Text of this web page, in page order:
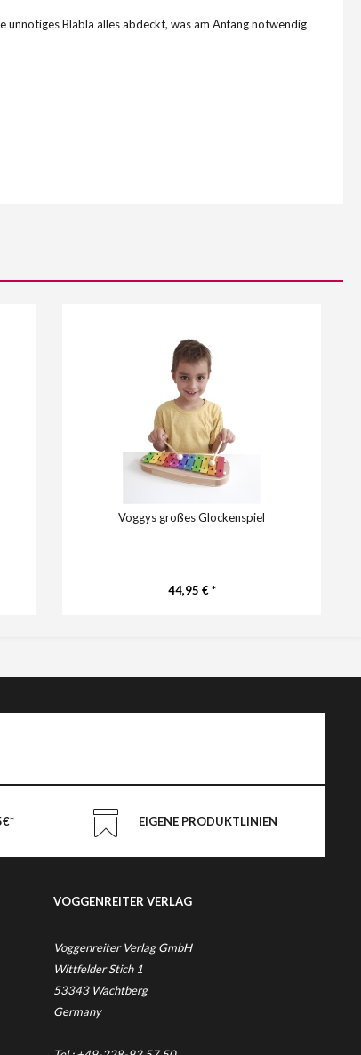
unnötiges Blabla alles abdeckt, was am Anfang notwendig
Voggys großes Glockenspiel
44,95 € *
EIGENE PRODUKTLINIEN
VOGGENREITER VERLAG
Voggenreiter Verlag GmbH
Wittfelder Stich 1
53343 Wachtberg
Germany